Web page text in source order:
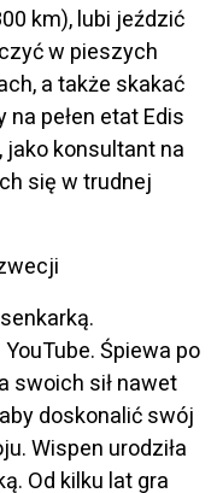
km), lubi jeździć
w pieszych
a także skakać
pełen etat Edis
konsultant na
się w trudnej
Śpiewa po
swoich sił nawet
doskonalić swój
Wispen urodziła
Od kilku lat gra